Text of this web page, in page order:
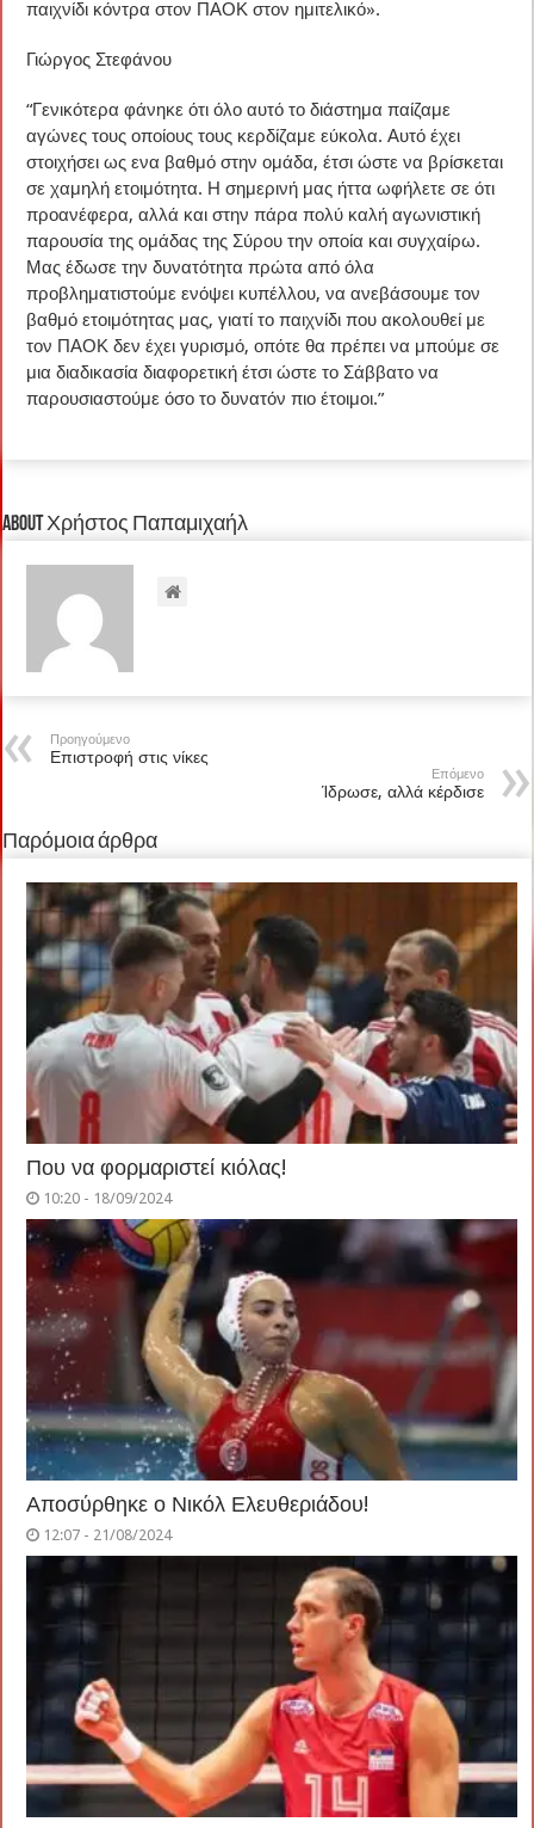
παιχνίδι κόντρα στον ΠΑΟΚ στον ημιτελικό».
Γιώργος Στεφάνου
“Γενικότερα φάνηκε ότι όλο αυτό το διάστημα παίζαμε
αγώνες τους οποίους τους κερδίζαμε εύκολα. Αυτό έχει
στοιχήσει ως ενα βαθμό στην ομάδα, έτσι ώστε να βρίσκεται
σε χαμηλή ετοιμότητα. Η σημερινή μας ήττα ωφήλετε σε ότι
προανέφερα, αλλά και στην πάρα πολύ καλή αγωνιστική
παρουσία της ομάδας της Σύρου την οποία και συγχαίρω.
Μας έδωσε την δυνατότητα πρώτα από όλα
προβληματιστούμε ενόψει κυπέλλου, να ανεβάσουμε τον
βαθμό ετοιμότητας μας, γιατί το παιχνίδι που ακολουθεί με
τον ΠΑΟΚ δεν έχει γυρισμό, οπότε θα πρέπει να μπούμε σε
μια διαδικασία διαφορετική έτσι ώστε το Σάββατο να
παρουσιαστούμε όσο το δυνατόν πιο έτοιμοι.”
About Χρήστος Παπαμιχαήλ
Προηγούμενο
Επιστροφή στις νίκες
Επόμενο
Ίδρωσε, αλλά κέρδισε
Παρόμοια άρθρα
Που να φορμαριστεί κιόλας!
10:20 - 18/09/2024
Αποσύρθηκε ο Νικόλ Ελευθεριάδου!
12:07 - 21/08/2024